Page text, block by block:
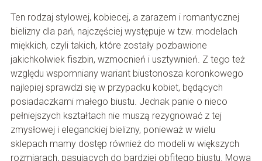
Ten rodzaj stylowej, kobiecej, a zarazem i romantycznej
bielizny dla pań, najczęściej występuje w tzw. modelach
miękkich, czyli takich, które zostały pozbawione
jakichkolwiek fiszbin, wzmocnień i usztywnień. Z tego też
względu wspomniany wariant biustonosza koronkowego
najlepiej sprawdzi się w przypadku kobiet, będących
posiadaczkami małego biustu. Jednak panie o nieco
pełniejszych kształtach nie muszą rezygnować z tej
zmysłowej i eleganckiej bielizny, ponieważ w wielu
sklepach mamy dostęp również do modeli w większych
rozmiarach, pasujących do bardziej obfitego biustu. Mowa